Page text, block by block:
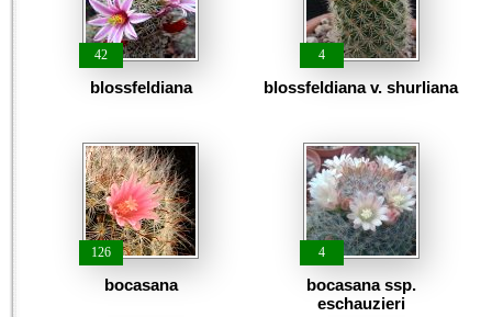
42
blossfeldiana
4
blossfeldiana v. shurliana
126
bocasana
4
bocasana ssp.
eschauzieri